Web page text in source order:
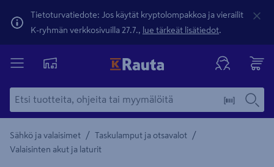
Tietoturvatiedote: Jos käytät kryptolompakkoa ja vierailit
K-ryhmän verkkosivuilla 27.7., lue tärkeät lisätiedot.
Sähkö ja valaisimet / Taskulamput ja otsavalot /
Valaisinten akut ja laturit